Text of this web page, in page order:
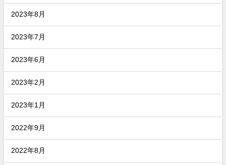
2023年8月
2023年7月
2023年6月
2023年2月
2023年1月
2022年9月
2022年8月